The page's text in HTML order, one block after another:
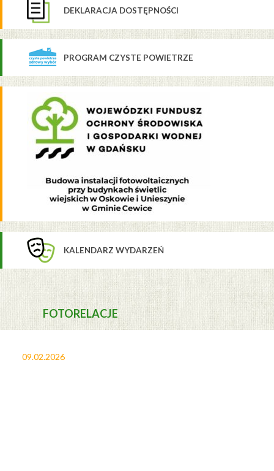
DEKLARACJA DOSTĘPNOŚCI
PROGRAM CZYSTE POWIETRZE
KALENDARZ WYDARZEŃ
FOTORELACJE
09.02.2026